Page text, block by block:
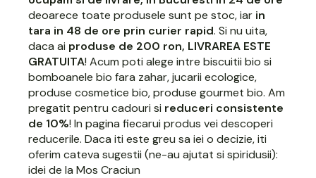
deoarece toate produsele sunt pe stoc, iar in
tara in 48 de ore prin curier rapid. Si nu uita,
daca ai produse de 200 ron, LIVRAREA ESTE
GRATUITA! Acum poti alege intrebiscuitii bio si
bomboanele bio fara zahar,jucarii ecologice,
produse cosmetice bio, produse gourmet bio. Am
pregatit pentru cadouri si reduceri consistente
de 10%! In pagina fiecarui produs vei descoperi
reducerile. Daca iti este greu sa iei o decizie, iti
oferim cateva sugestii (ne-au ajutat si spiridusii):
idei de la Mos Craciun